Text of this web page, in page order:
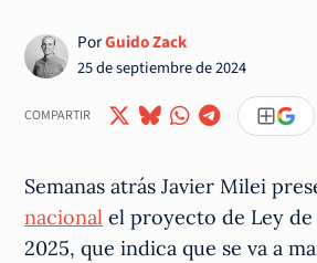
PorGuido Zack
25 de septiembre de 2024
COMPARTIR
Semanas atrás Javier Milei
nacional el proyecto de Ley de
2025, que indica que se va a